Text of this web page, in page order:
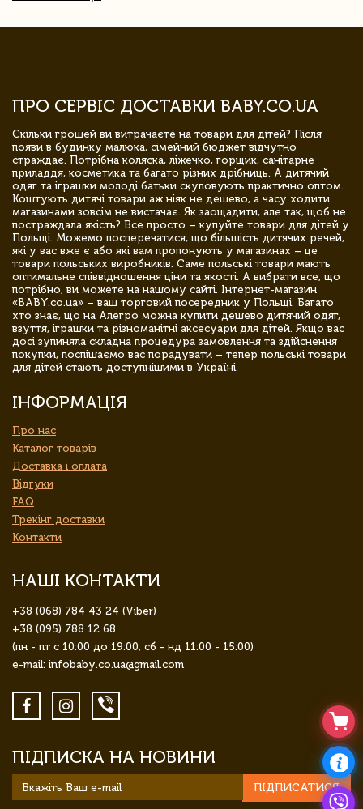
ПРО СЕРВІС ДОСТАВКИ BABY.CO.UA
Скільки грошей ви витрачаєте на товари для дітей? Після
появи в будинку малюка, сімейний бюджет відчутно
страждає. Потрібна коляска, ліжечко, горщик, санітарне
приладдя, косметика та багато різних дрібниць. А дитячий
одяг та іграшки молоді батьки скуповують практично оптом.
Коштують дитячі товари аж ніяк не дешево, а часу ходити
магазинами зовсім не вистачає. Як заощадити, але так, щоб не
постраждала якість? Все просто – купуйте товари для дітей у
Польщі. Можемо посперечатися, що більшість дитячих речей,
які у вас вже є або які вам пропонують у магазинах – це
товари польських виробників. Саме польські товари мають
оптимальне співвідношення ціни та якості. А вибрати все, що
потрібно, ви можете на нашому сайті. Інтернет-магазин
«BABY.co.ua» – ваш торговий посередник у Польщі. Багато
хто знає, що на Алегро можна купити дешево дитячий одяг,
взуття, іграшки та різноманітні аксесуари для дітей. Якщо вас
досі зупиняла складна процедура замовлення та здійснення
покупки, поспішаємо вас порадувати – тепер польські товари
для дітей стають доступнішими в Україні.
ІНФОРМАЦІЯ
Про нас
Каталог товарів
Доставка і оплата
Відгуки
FAQ
Трекінг доставки
Контакти
НАШІ КОНТАКТИ
+38 (068) 784 43 24 (Viber)
+38 (095) 788 12 68
(пн - пт с 10:00 до 19:00, сб - нд 11:00 - 15:00)
e-mail: infobaby.co.ua@gmail.com
ПІДПИСКА НА НОВИНИ
ПІДПИСАТИСЯ